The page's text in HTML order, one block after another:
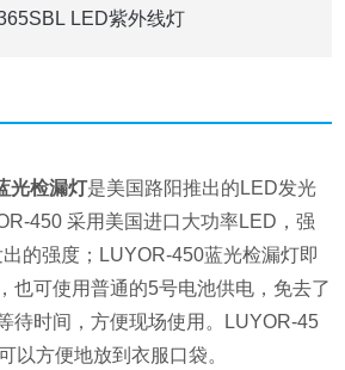
LED紫外线灯
光检漏灯是美国路阳推出的LED发光
450 采用美国进口大功率LED，强
的强度；LUYOR-450蓝光检漏灯即
也可使用普通的5号电池供电，免去了
待时间，方便现场使用。LUYOR-45
以方便地放到衣服口袋。